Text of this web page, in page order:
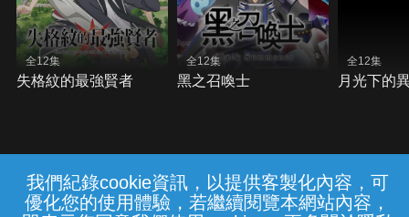
我們紀錄cookie資訊，以提供客製化內容，可
優化您的使用體驗，若繼續閱覽本網站內容，
全12集
失格紋的最強賢者
全12集
黑之召喚士
全12集
月光下的
常見問題 線上客服 服務條款 隱私權保護
{{notifyMsg}}